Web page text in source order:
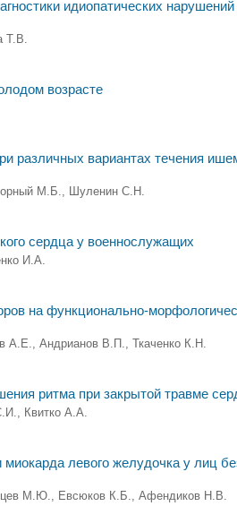
идиопатических
Т.В.
возрасте
различных вариантах течения
М.Б., Шуленин С.Н.
сердца у военнослужащих
И.А.
на функционально-
Андрианов В.П., Ткаченко К.Н.
ритма при закрытой травме
Квитко А.А.
левого желудочка у лиц
М.Ю., Евсюков К.Б., Афендиков Н.В.